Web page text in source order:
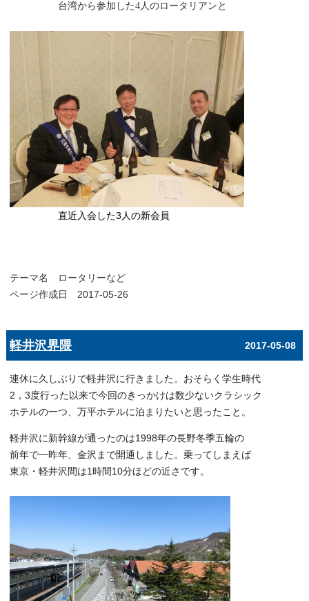
台湾から参加した4人のロータリアンと
直近入会した3人の新会員
テーマ名
ロータリーなど
ページ作成日 2017-05-26
軽井沢界隈 2017-05-08
連休に久しぶりで軽井沢に行きました。おそらく学生時代
2，3度行った以来で今回のきっかけは数少ないクラシック
ホテルの一つ、万平ホテルに泊まりたいと思ったこと。
軽井沢に新幹線が通ったのは1998年の長野冬季五輪の
前年で一昨年、金沢まで開通しました。乗ってしまえば
東京・軽井沢間は1時間10分ほどの近さです。